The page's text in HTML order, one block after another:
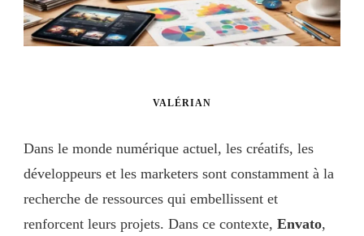
VALÉRIAN
Dans le monde numérique actuel, les créatifs, les
développeurs et les marketers sont constamment à la
recherche de ressources qui embellissent et
renforcent leurs projets. Dans ce contexte, Envato,